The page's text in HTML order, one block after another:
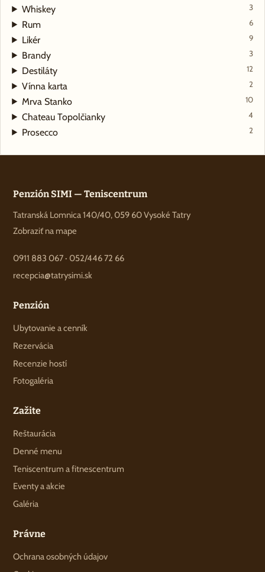
Whiskey 3
Rum 6
Likér 9
Brandy 3
Destiláty 12
Vínna karta 2
Mrva Stanko 10
Chateau Topolčianky 4
Prosecco 2
Penzión SIMI — Teniscentrum
Tatranská Lomnica 140/40, 059 60 Vysoké Tatry
Zobraziť na mape
0911 883 067 ·052/446 72 66
recepcia@tatrysimi.sk
Penzión
Ubytovanie a cenník
Rezervácia
Recenzie hostí
Fotogaléria
Zažite
Reštaurácia
Denné menu
Teniscentrum a fitnescentrum
Eventy a akcie
Galéria
Právne
Ochrana osobných údajov